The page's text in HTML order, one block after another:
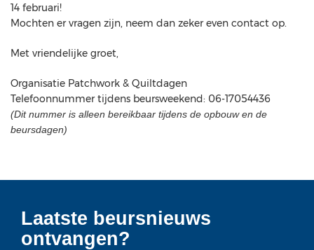
14 februari!
Mochten er vragen zijn, neem dan zeker even contact op.
Met vriendelijke groet,
Organisatie Patchwork & Quiltdagen
Telefoonnummer tijdens beursweekend: 06-17054436
(Dit nummer is alleen bereikbaar tijdens de opbouw en de
beursdagen)
Laatste beursnieuws
ontvangen?